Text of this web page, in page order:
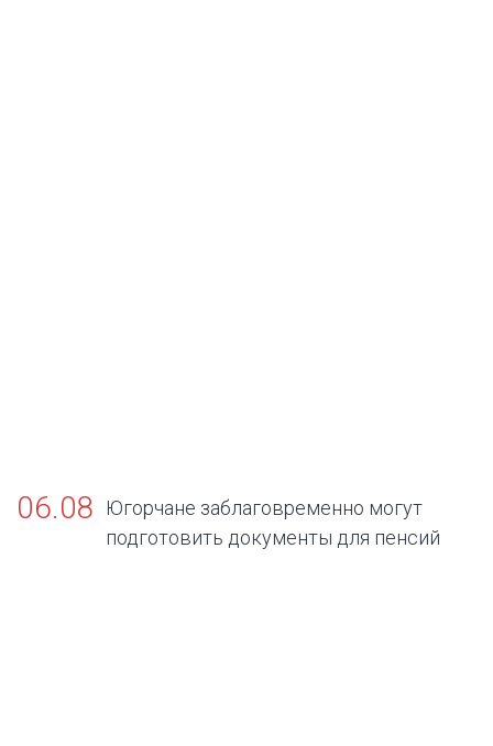
06.08
Югорчане заблаговременно могут
подготовить документы для пенсий